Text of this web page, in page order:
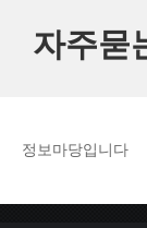
자주묻
정보마당입니다